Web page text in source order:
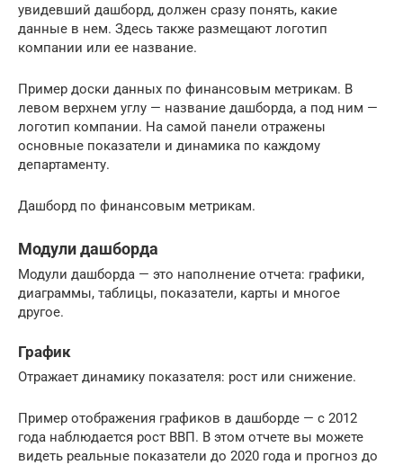
увидевший дашборд, должен сразу понять, какие
данные в нем. Здесь также размещают логотип
компании или ее название.
Пример доски данных по финансовым метрикам. В
левом верхнем углу — название дашборда, а под ним —
логотип компании. На самой панели отражены
основные показатели и динамика по каждому
департаменту.
Дашборд по финансовым метрикам.
Модули дашборда
Модули дашборда — это наполнение отчета: графики,
диаграммы, таблицы, показатели, карты и многое
другое.
График
Отражает динамику показателя: рост или снижение.
Пример отображения графиков в дашборде — с 2012
года наблюдается рост ВВП. В этом отчете вы можете
видеть реальные показатели до 2020 года и прогноз до